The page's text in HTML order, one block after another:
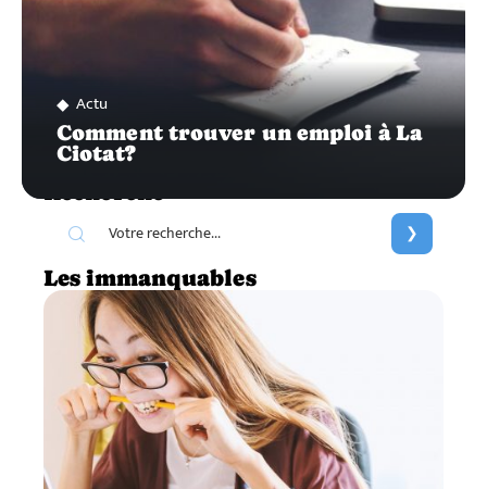
Actu
Comment trouver un emploi à La
Ciotat?
Recherche
Les immanquables